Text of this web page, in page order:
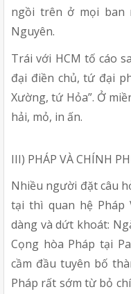
ngồi trên ở mọi ban
Nguyên.
Trái với HCM tố cáo
đại điền chủ, tứ đại
Xường, tứ Hỏa”. Ở
hải, mỏ, in ấn.
III) PHÁP VÀ CHÍNH
Nhiều người đặt câu
tại thì quan hệ Pháp
dàng và dứt khoát:
Cọng hòa Pháp tại
cầm đầu tuyên bố
Pháp rất sớm từ bỏ